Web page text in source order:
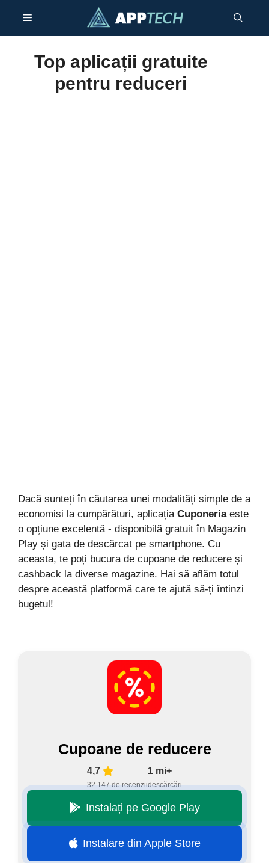
conținut
Meniu
Top aplicații gratuite
pentru reduceri
Dacă sunteți în căutarea unei modalități simple de a
economisi la cumpărături, aplicația Cuponeriaeste
o opțiune excelentă - disponibilă gratuit în Magazin
Play și gata de descărcat pe smartphone. Cu
aceasta, te poți bucura de cupoane de reducere și
cashback la diverse magazine. Hai să aflăm totul
despre această platformă care te ajută să-ți întinzi
bugetul!
Cupoane de reducere
4,7
32.147 de recenzii
1 mi+
descărcări
Instalați pe Google Play
Instalare din Apple Store